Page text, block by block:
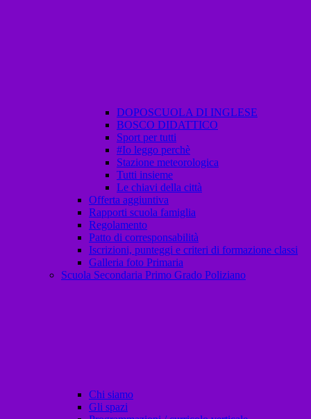
DOPOSCUOLA DI INGLESE
BOSCO DIDATTICO
Sport per tutti
#Io leggo perchè
Stazione meteorologica
Tutti insieme
Le chiavi della città
Offerta aggiuntiva
Rapporti scuola famiglia
Regolamento
Patto di corresponsabilità
Iscrizioni, punteggi e criteri di formazione classi
Galleria foto Primaria
Scuola Secondaria Primo Grado Poliziano
Chi siamo
Gli spazi